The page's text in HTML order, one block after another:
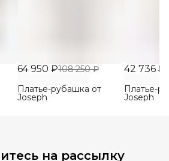
64 950 ₽108 250 ₽
Платье-рубашка от
Joseph
42 736 ₽
Платье-
Joseph
на рассылку